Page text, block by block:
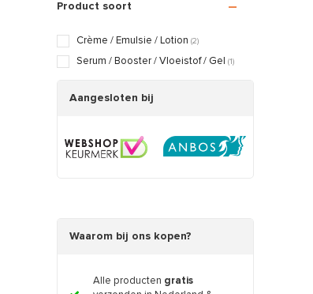
Product soort
Crème / Emulsie / Lotion (2)
Serum / Booster / Vloeistof / Gel (1)
Aangesloten bij
Waarom bij ons kopen?
Alle producten gratis